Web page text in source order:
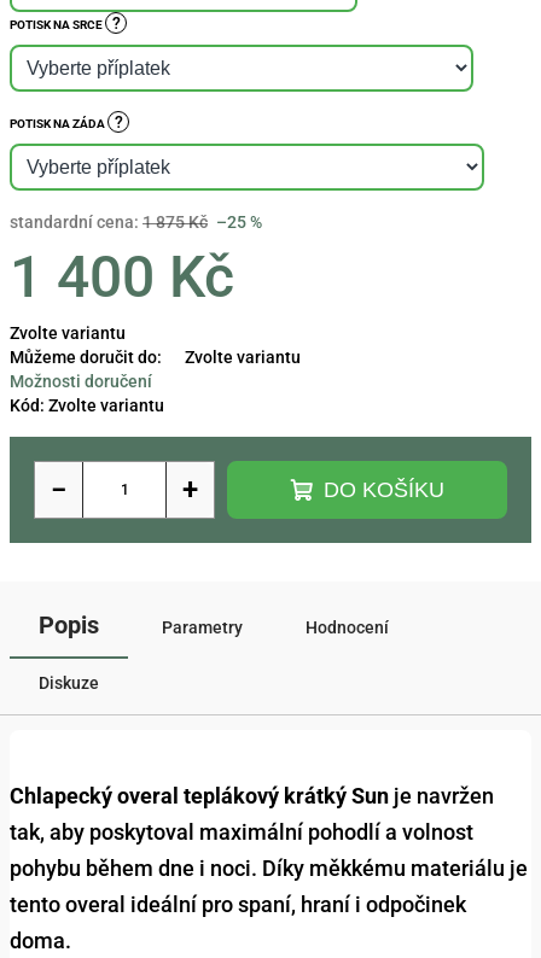
POTISK NA SRCE ?
POTISK NA ZÁDA ?
standardní cena: 1 875 Kč –25 %
1 400 Kč
Měrná
cena:
Zvolte variantu
Můžeme doručit do:
Zvolte variantu
Možnosti doručení
Kód: Zvolte variantu
+
− DO KOŠÍKU
Popis Parametry Hodnocení
Diskuze
Chlapecký overal teplákový krátký Sun je navržen
tak, aby poskytoval maximální pohodlí a volnost
pohybu během dne i noci. Díky měkkému materiálu je
tento overal ideální pro spaní, hraní i odpočinek
doma.